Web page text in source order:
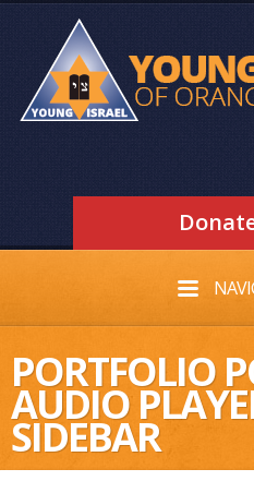
PORTFOLIO
AUDIO
SIDEBAR